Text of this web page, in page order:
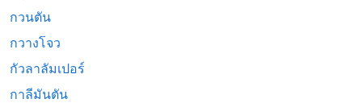
กวนตัน
กวางโจว
กัวลาลัมเปอร์
กาลีมันตัน